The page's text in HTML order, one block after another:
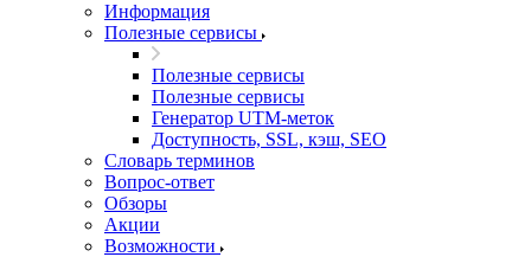
Информация
Полезные сервисы
Полезные сервисы
Полезные сервисы
Генератор UTM‑меток
Доступность, SSL, кэш, SEO
Словарь терминов
Вопрос-ответ
Обзоры
Акции
Возможности